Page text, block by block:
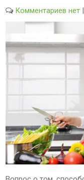
Комментариев нет